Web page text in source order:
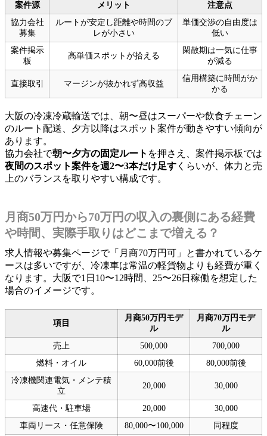
案件源 メリット
注意点
協力会社
募集
ルートが安定し距離や時間のブ
レが小さい
単価交渉の自由度は
低い
案件掲示
板
高単価スポットが拾える
閑散期は一気に仕事
が減る
直接取引 マージンが抜かれず高収益
信用構築に時間がか
かる
大阪の冷凍冷蔵輸送では、朝〜昼はスーパーや飲食チェーン
のルート配送、夕方以降はスポット案件が動きやすい傾向が
あります。
協力会社で朝〜夕方の固定ルート を押さえ、案件掲示板では
夜間のスポット案件を週2〜3本だけ足す くらいが、体力と売
上のバランスを取りやすい構成です。
月商50万円から70万円の収入の裏側にある経費
や時間、実際手取りはどこまで増える？
求人情報や募集ページで「月商70万円可」と書かれているケ
ースは多いですが、冷凍車は常温の軽貨物よりも経費が重く
なります。大阪で1日10〜12時間、25〜26日稼働を想定した
場合のイメージです。
項目
月商50万円モデ
ル
月商70万円モデ
ル
売上
500,000
700,000
燃料・オイル
60,000前後
80,000前後
冷凍機関連電気・メンテ積
立
20,000 30,000
高速代・駐車場 20,000
30,000
車両リース・任意保険
80,000〜100,000 同程度